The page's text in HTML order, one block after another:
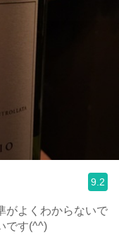
9.2
がよくわからないで
です(^^)